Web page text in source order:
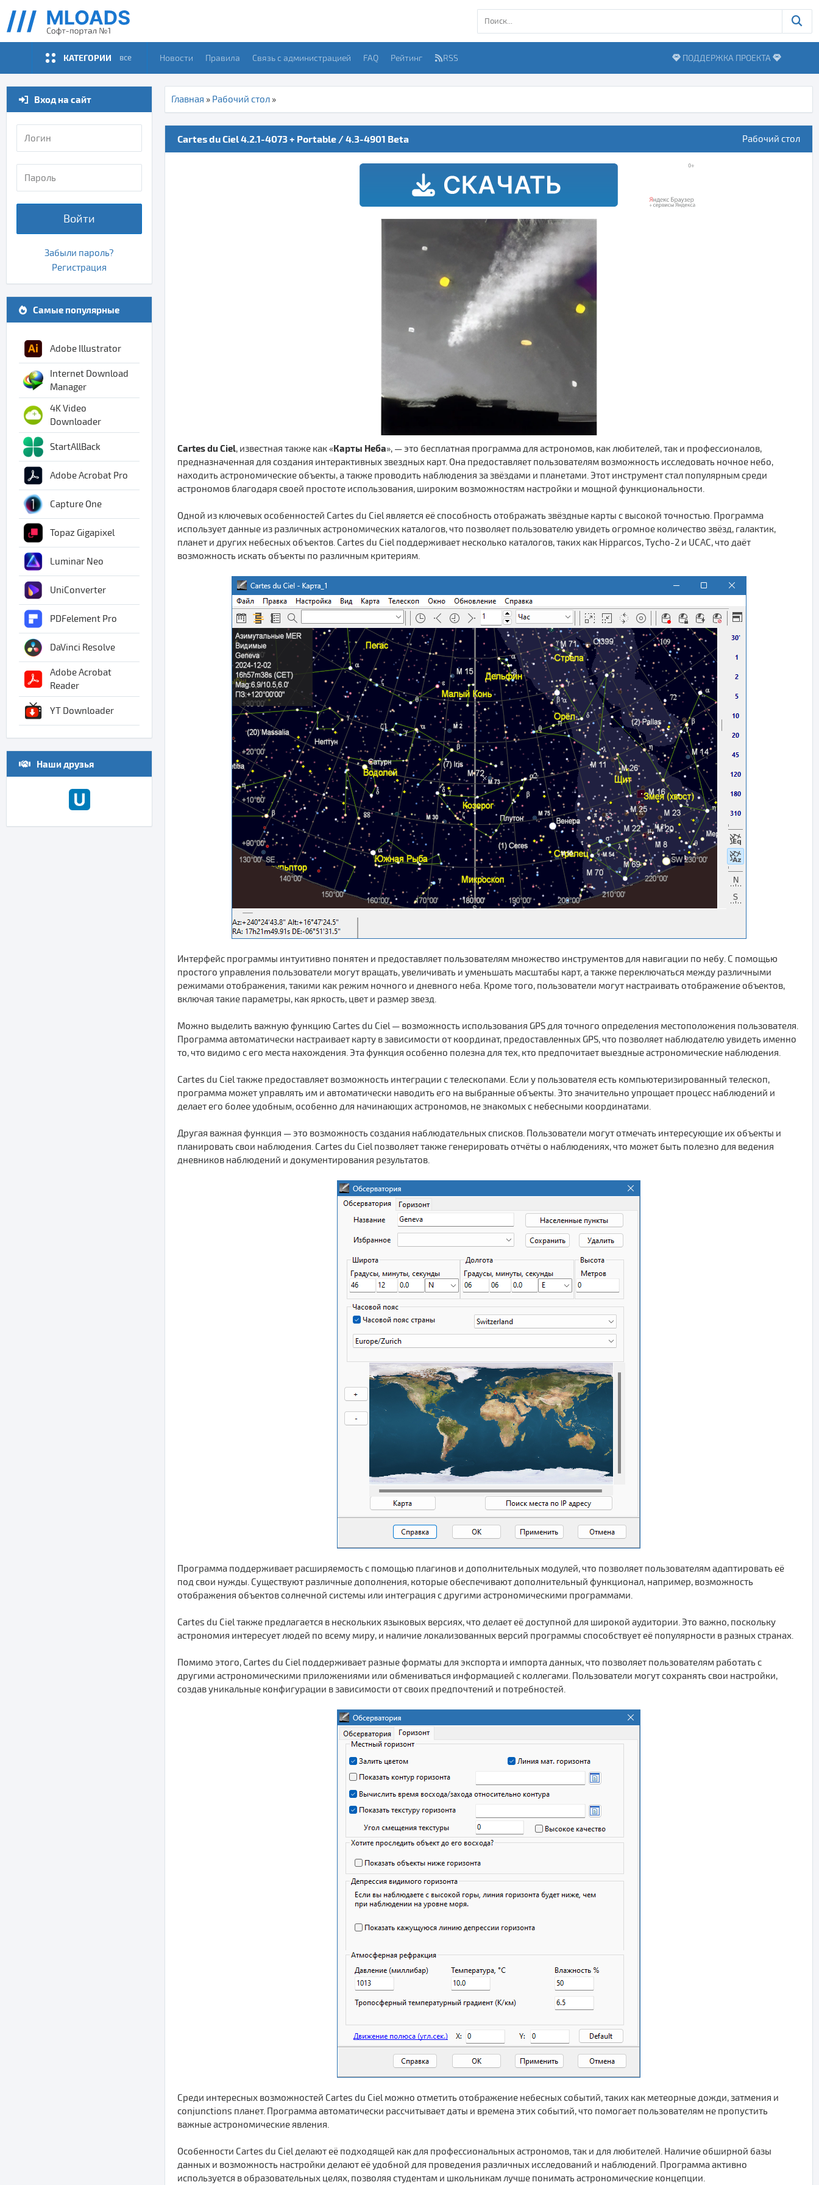
ПОДДЕРЖКА ПРОЕКТА
КАТЕГОРИИ все Новости Правила Связь с администрацией FAQ Рейтинг RSS
Главная » Рабочий стол »
Cartes du Ciel 4.2.1-4073 + Portable / 4.3-4901 Beta Рабочий стол
Cartes du Ciel, известная также как «Карты Неба», — это бесплатная программа для астрономов, как любителей, так и профессионалов,
предназначенная для создания интерактивных звездных карт. Она предоставляет пользователям возможность исследовать ночное небо,
находить астрономические объекты, а также проводить наблюдения за звёздами и планетами. Этот инструмент стал популярным среди
астрономов благодаря своей простоте использования, широким возможностям настройки и мощной функциональности.
Одной из ключевых особенностей Cartes du Ciel является её способность отображать звёздные карты с высокой точностью. Программа
использует данные из различных астрономических каталогов, что позволяет пользователю увидеть огромное количество звёзд, галактик,
планет и других небесных объектов. Cartes du Ciel поддерживает несколько каталогов, таких как Hipparcos, Tycho-2 и UCAC, что даёт
возможность искать объекты по различным критериям.
Интерфейс программы интуитивно понятен и предоставляет пользователям множество инструментов для навигации по небу. С помощью
простого управления пользователи могут вращать, увеличивать и уменьшать масштабы карт, а также переключаться между различными
режимами отображения, такими как режим ночного и дневного неба. Кроме того, пользователи могут настраивать отображение объектов,
включая такие параметры, как яркость, цвет и размер звезд.
Можно выделить важную функцию Cartes du Ciel — возможность использования GPS для точного определения местоположения пользователя.
Программа автоматически настраивает карту в зависимости от координат, предоставленных GPS, что позволяет наблюдателю увидеть именно
то, что видимо с его места нахождения. Эта функция особенно полезна для тех, кто предпочитает выездные астрономические наблюдения.
Cartes du Ciel также предоставляет возможность интеграции с телескопами. Если у пользователя есть компьютеризированный телескоп,
программа может управлять им и автоматически наводить его на выбранные объекты. Это значительно упрощает процесс наблюдений и
делает его более удобным, особенно для начинающих астрономов, не знакомых с небесными координатами.
Другая важная функция — это возможность создания наблюдательных списков. Пользователи могут отмечать интересующие их объекты и
планировать свои наблюдения. Cartes du Ciel позволяет также генерировать отчёты о наблюдениях, что может быть полезно для ведения
дневников наблюдений и документирования результатов.
Программа поддерживает расширяемость с помощью плагинов и дополнительных модулей, что позволяет пользователям адаптировать её
под свои нужды. Существуют различные дополнения, которые обеспечивают дополнительный функционал, например, возможность
отображения объектов солнечной системы или интеграция с другими астрономическими программами.
Cartes du Ciel также предлагается в нескольких языковых версиях, что делает её доступной для широкой аудитории. Это важно, поскольку
астрономия интересует людей по всему миру, и наличие локализованных версий программы способствует её популярности в разных странах.
Помимо этого, Cartes du Ciel поддерживает разные форматы для экспорта и импорта данных, что позволяет пользователям работать с
другими астрономическими приложениями или обмениваться информацией с коллегами. Пользователи могут сохранять свои настройки,
создав уникальные конфигурации в зависимости от своих предпочтений и потребностей.
Среди интересных возможностей Cartes du Ciel можно отметить отображение небесных событий, таких как метеорные дожди, затмения и
conjunctions планет. Программа автоматически рассчитывает даты и времена этих событий, что помогает пользователям не пропустить
важные астрономические явления.
Особенности Cartes du Ciel делают её подходящей как для профессиональных астрономов, так и для любителей. Наличие обширной базы
данных и возможность настройки делают её удобной для проведения различных исследований и наблюдений. Программа активно
используется в образовательных целях, позволяя студентам и школьникам лучше понимать астрономические концепции.
Вход на сайт
Войти
Забыли пароль?
Регистрация
Самые популярные
Adobe Illustrator
Internet Download
Manager
4K Video
Downloader
StartAllBack
Adobe Acrobat Pro
Capture One
Topaz Gigapixel
Luminar Neo
UniConverter
PDFelement Pro
DaVinci Resolve
Adobe Acrobat
Reader
YT Downloader
Наши друзья